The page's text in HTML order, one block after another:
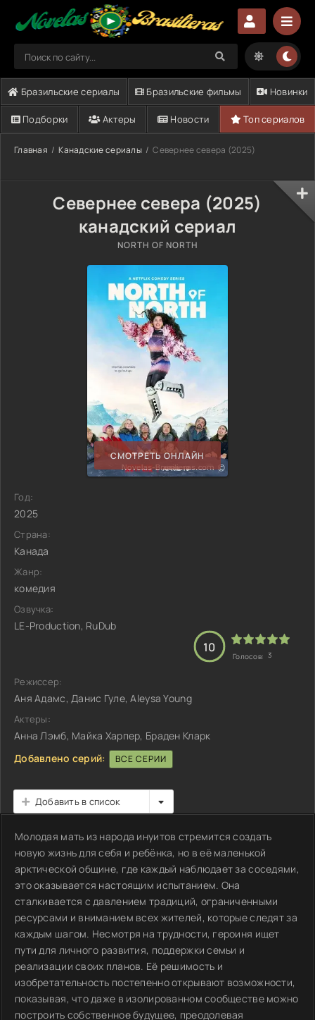
Бразильские сериалы Бразильские фильмы Новинки
Подборки Актеры Новости Топ сериалов
Главная Канадские сериалы Севернее севера (2025)
Севернее севера (2025)
канадский сериал
NORTH OF NORTH
СМОТРЕТЬ ОНЛАЙН
Год:
2025
Страна:
Канада
Жанр:
комедия
Озвучка:
LE-Production, RuDub
10
Голосов: 3
Режиссер:
Аня Адамс, Данис Гуле, Aleysa Young
Актеры:
Анна Лэмб, Майка Харпер, Браден Кларк
Добавлено серий:
ВСЕ СЕРИИ
Добавить в список
Молодая мать из народа инуитов стремится создать
новую жизнь для себя и ребёнка, но в её маленькой
арктической общине, где каждый наблюдает за соседями,
это оказывается настоящим испытанием. Она
сталкивается с давлением традиций, ограниченными
ресурсами и вниманием всех жителей, которые следят за
каждым шагом. Несмотря на трудности, героиня ищет
пути для личного развития, поддержки семьи и
реализации своих планов. Её решимость и
изобретательность постепенно открывают возможности,
показывая, что даже в изолированном сообществе можно
построить собственное будущее, преодолевая